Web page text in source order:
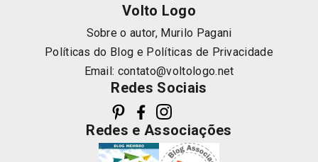
Volto Logo
Sobre o autor, Murilo Pagani
Políticas do Blog e Políticas de Privacidade
Email: contato@voltologo.net
Redes Sociais
Redes e Associações